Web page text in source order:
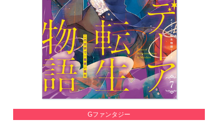
スクウェア・エニックス サイト内検索
Gファンタジー